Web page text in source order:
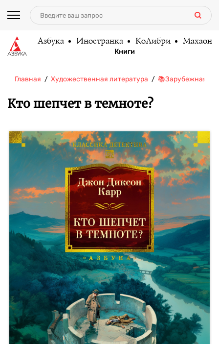
Азбука Иностранка КоЛибри Махаон
Книги
Главная Художественная литература 📚Зарубежная
Кто шепчет в темноте?